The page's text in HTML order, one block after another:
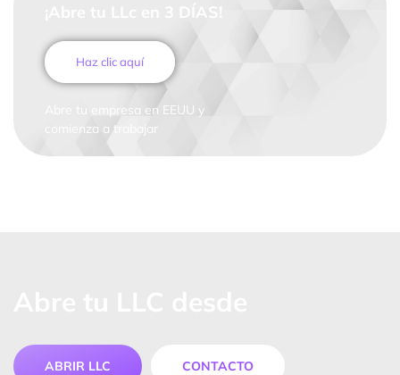
¡Abre tu LLc en 3 DÍAS!
Haz clic aquí
Abre tu empresa en EEUU y
comienza a trabajar
ABRIR LLC CONTACTO